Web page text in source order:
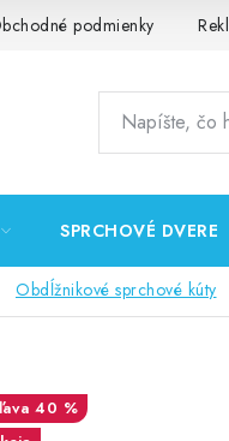
podmienky
SPRCHOVÉ DVERE
Obdĺžnikové sprchové kúty
40 %